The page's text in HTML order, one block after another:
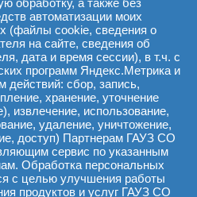
детской кардиохирургии и
анестезиологии-реанимации для
детей первой областной, где
ежегодно получают
высокотехнологичную
медицинскую помощь порядка
600 пациентов, нуждающихся в
операциях на сердце и
магистральных сосудах, в том
числе новорожденные с
критическими врождёнными
пороками. В общей сложности
два детских отделения СОКБ
№1 были оснащены
инструментами и
обработку, а также без
автоматизации моих
(файлы cookie, сведения о
на сайте, сведения об
дата и время сессии), в т.ч. с
программ Яндекс.Метрика и
действий: сбор, запись,
хранение, уточнение
извлечение, использование,
удаление, уничтожение,
доступ) Партнерам ГАУЗ СО
сервис по указанным
Обработка персональных
с целью улучшения работы
продуктов и услуг ГАУЗ СО